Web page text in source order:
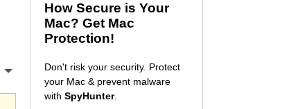
How Secure is Your
Mac? Get Mac
Protection!
Don't risk your security. Protect
your Mac & prevent malware
with SpyHunter.